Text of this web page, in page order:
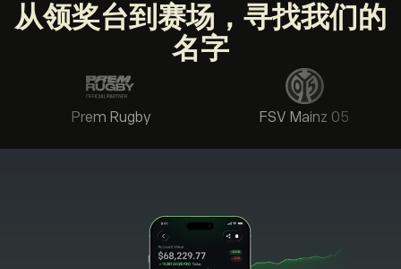
从领奖台到赛场，寻找我们的
名字
Prem Rugby FSV Mainz 05